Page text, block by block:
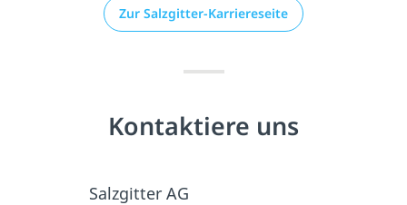
Zur Salzgitter-Karriereseite
Kontaktiere uns
Salzgitter AG